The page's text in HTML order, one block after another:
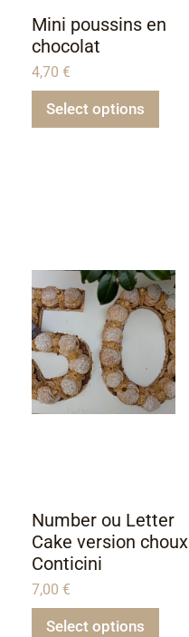
Mini poussins en
chocolat
4,70 €
Select options
Number ou Letter
Cake version choux
Conticini
7,00 €
Select options